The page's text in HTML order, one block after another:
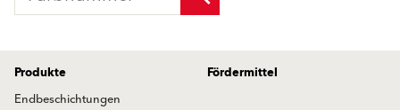
Produkte
Endbeschichtungen
Fördermittel